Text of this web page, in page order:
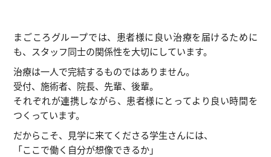
まごころグループでは、患者様に良い治療を届けるために
も、スタッフ同士の関係性を大切にしています。
治療は一人で完結するものではありません。
受付、施術者、院長、先輩、後輩。
それぞれが連携しながら、患者様にとってより良い時間を
つくっています。
だからこそ、見学に来てくださる学生さんには、
「ここで働く自分が想像できるか」